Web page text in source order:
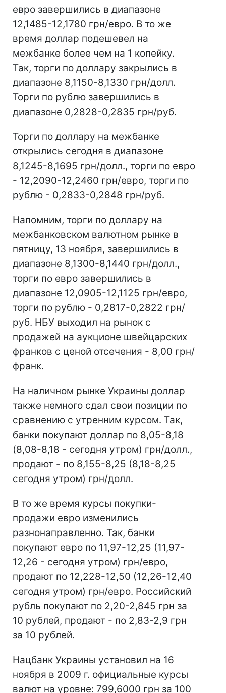
евро завершились в диапазоне
12,1485-12,1780 грн/евро. В то же
время доллар подешевел на
межбанке более чем на 1 копейку.
Так, торги по доллару закрылись в
диапазоне 8,1150-8,1330 грн/долл.
Торги по рублю завершились в
диапазоне 0,2828-0,2835 грн/руб.
Торги по доллару на межбанке
открылись сегодня в диапазоне
8,1245-8,1695 грн/долл., торги по евро
- 12,2090-12,2460 грн/евро, торги по
рублю - 0,2833-0,2848 грн/руб.
Напомним, торги по доллару на
межбанковском валютном рынке в
пятницу, 13 ноября, завершились в
диапазоне 8,1300-8,1440 грн/долл.,
торги по евро завершились в
диапазоне 12,0905-12,1125 грн/евро,
торги по рублю - 0,2817-0,2822 грн/
руб. НБУ выходил на рынок с
продажей на аукционе швейцарских
франков с ценой отсечения - 8,00 грн/
франк.
На наличном рынке Украины доллар
также немного сдал свои позиции по
сравнению с утренним курсом. Так,
банки покупают доллар по 8,05-8,18
(8,08-8,18 - сегодня утром) грн/долл.,
продают - по 8,155-8,25 (8,18-8,25
сегодня утром) грн/долл.
В то же время курсы покупки-
продажи евро изменились
разнонаправленно. Так, банки
покупают евро по 11,97-12,25 (11,97-
12,26 - сегодня утром) грн/евро,
продают по 12,228-12,50 (12,26-12,40
сегодня утром) грн/евро. Российский
рубль покупают по 2,20-2,845 грн за
10 рублей, продают - по 2,83-2,9 грн
за 10 рублей.
Нацбанк Украины установил на 16
ноября в 2009 г. официальные курсы
валют на уровне: 799,6000 грн за 100